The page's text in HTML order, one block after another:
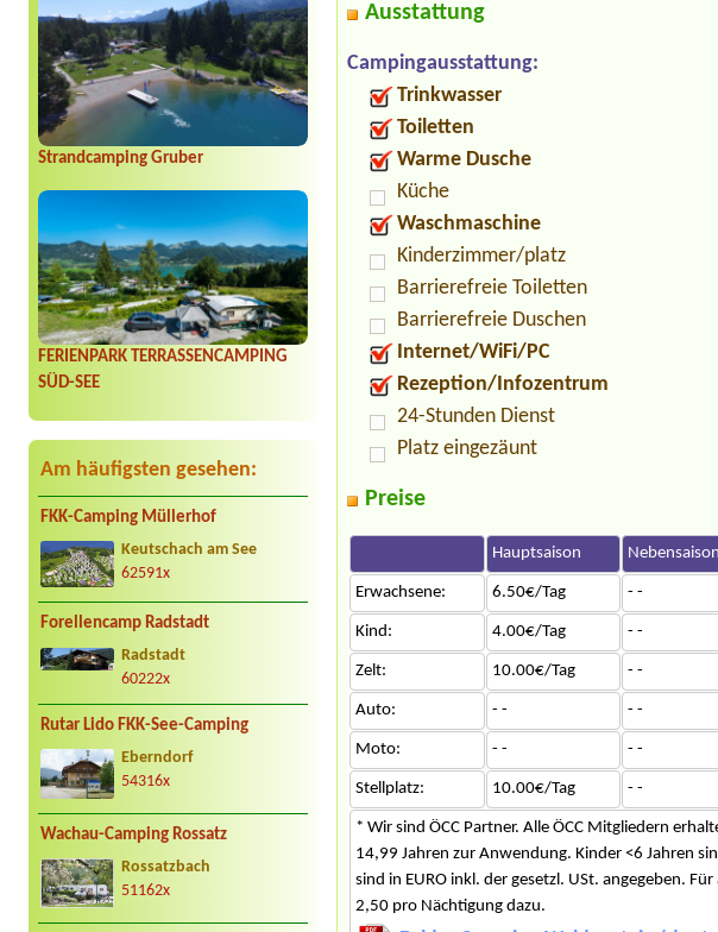
Strandcamping Gruber
FERIENPARK TERRASSENCAMPING
SÜD-SEE
Am häufigsten gesehen:
FKK-Camping Müllerhof
Keutschach am See
62591x
Forellencamp Radstadt
Radstadt
60222x
Rutar Lido FKK-See-Camping
Eberndorf
54316x
Wachau-Camping Rossatz
Rossatzbach
51162x
Ausstattung
Campingausstattung:
Trinkwasser
Toiletten
Warme Dusche
Küche
Waschmaschine
Kinderzimmer/platz
Barrierefreie Toiletten
Barrierefreie Duschen
Internet/WiFi/PC
Rezeption/Infozentrum
24-Stunden Dienst
Platz eingezäunt
Preise
Hauptsaison Nebensaison
Erwachsene: 6.50€/Tag - -
Kind: 4.00€/Tag - -
Zelt: 10.00€/Tag - -
Auto: - - - -
Moto: - - - -
Stellplatz: 10.00€/Tag - -
* Wir sind ÖCC Partner. Alle ÖCC Mitgliedern
14,99 Jahren zur Anwendung. Kinder <6 Jahren
sind in EURO inkl. der gesetzl. USt. angegeben.
2,50 pro Nächtigung dazu.